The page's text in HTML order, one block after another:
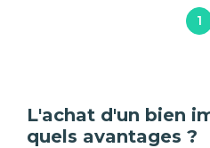
1
L'achat d'un bien
quels avantages ?